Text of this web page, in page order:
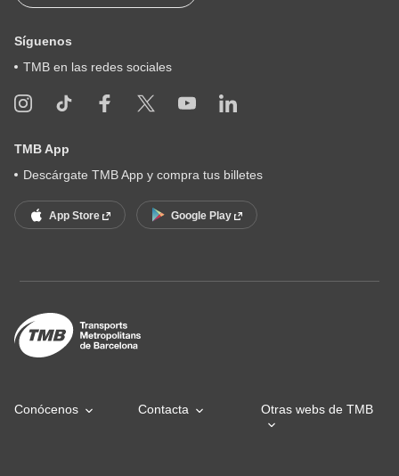
Síguenos
TMB en las redes sociales
TMB App
Descárgate TMB App y compra tus billetes
App Store Google Play
Conócenos Contacta Otras webs de TMB